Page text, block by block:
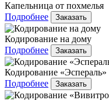
Капельница от похмелья
Подробнее
Заказать
Кодирование на дому
Подробнее
Заказать
Кодирование «Эспераль»
Подробнее
Заказать